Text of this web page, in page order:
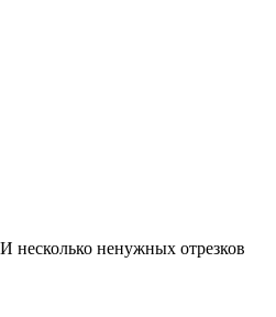
несколько ненужных отрезков